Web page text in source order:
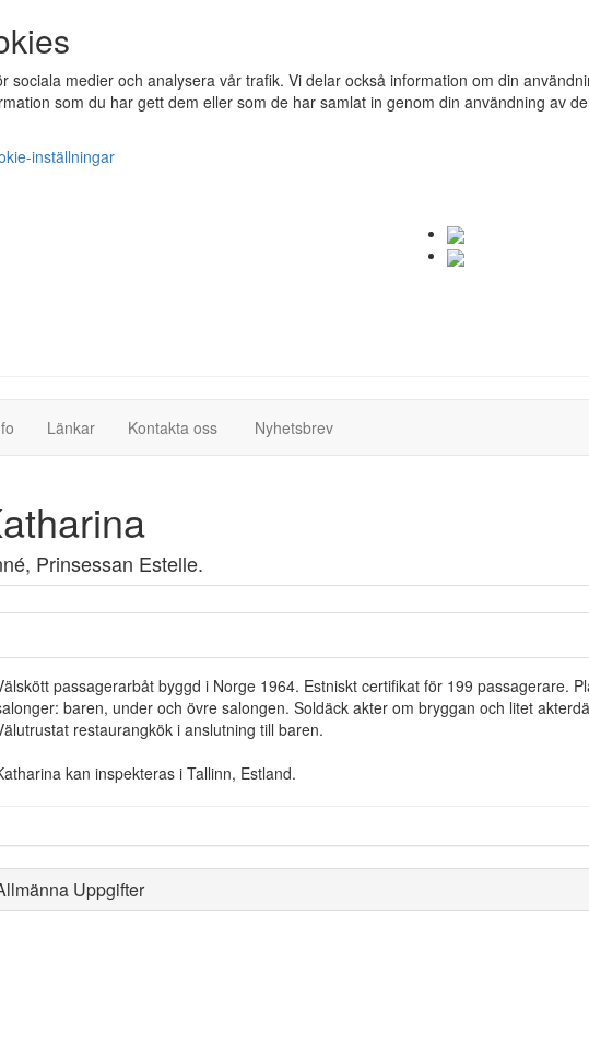
medier och analysera vår trafik. Vi delar också information om din
som du har gett dem eller som de har samlat in genom din användning av
inställningar
Länkar Kontakta oss(current)Nyhetsbrev(current)
Prinsessan Estelle.
passagerarbåt byggd i Norge 1964. Estniskt certifikat för 199 passagerare.
baren, under och övre salongen. Soldäck akter om bryggan och litet
restaurangkök i anslutning till baren.
kan inspekteras i Tallinn, Estland.
Uppgifter